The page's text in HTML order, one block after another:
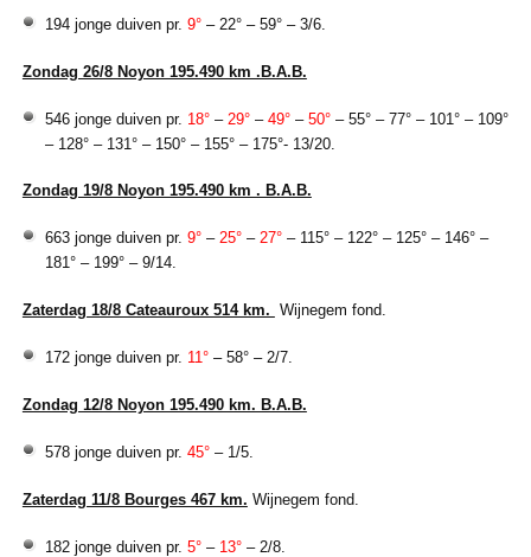
194 jonge duiven pr. 9°– 22° – 59° – 3/6.
Zondag 26/8 Noyon 195.490 km .B.A.B.
546 jonge duiven pr. 18°– 29°– 49°– 50°– 55° – 77° – 101° – 109°
– 128° – 131° – 150° – 155° – 175°- 13/20.
Zondag 19/8 Noyon 195.490 km . B.A.B.
663 jonge duiven pr. 9°– 25°– 27°– 115° – 122° – 125° – 146° –
181° – 199° – 9/14.
Zaterdag 18/8 Cateauroux 514 km. Wijnegem fond.
172 jonge duiven pr. 11°– 58° – 2/7.
Zondag 12/8 Noyon 195.490 km. B.A.B.
578 jonge duiven pr. 45°– 1/5.
Zaterdag 11/8 Bourges 467 km. Wijnegem fond.
182 jonge duiven pr. 5°– 13°– 2/8.